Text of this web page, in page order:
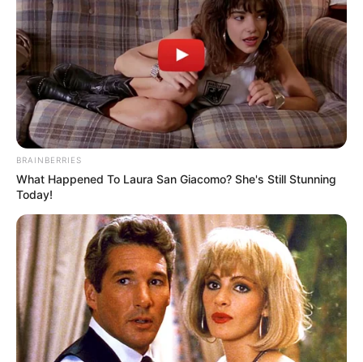
COMPARTIR
UNIRSE AL CANAL DE WHATSAPP
En zona rural de Tesalia, Huila,autoridades logran la
incautación de material de guerra perteneciente al
frente ‘Ismael Ruiz’de las disidencias de las Farc, grupo
responsable al parecer del ataque a la estación de policía
donde murieron dos uniformados.
De esta manera, el hecho se produjo en un puesto de
control instalado en el corregimiento de Pacarni, zona
rural de Tesalia, Huila,donde personal militar llevaba a
cabo operaciones de seguridad y control territorial. El
material incautado incluía brazaletes alusivos al Bloque
Central ‘Isaías Pardo’, un grupo armado organizado
BRAINBERRIES
What Happened To Laura San Giacomo? She's Still Stunning
Today!